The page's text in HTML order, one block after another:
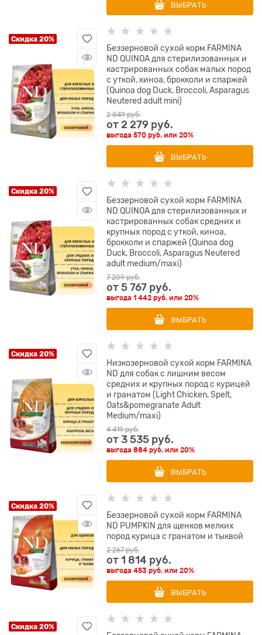
ВЫБРАТЬ
Скидка 20%
Беззерновой cухой корм FARMINA
ND QUINOA для стерилизованных и
кастрированных собак малых пород
с уткой, киноа, брокколи и спаржей
(Quinoa dog Duck, Broccoli, Asparagus
Neutered adult mini)
2 849 руб.
от2 279 руб.
выгода570 руб. или20%
ВЫБРАТЬ
Скидка 20%
Беззерновой cухой корм FARMINA
ND QUINOA для стерилизованных и
кастрированных собак средних и
крупных пород с уткой, киноа,
брокколи и спаржей (Quinoa dog
Duck, Broccoli, Asparagus Neutered
adult medium/maxi)
7 209 руб.
от5 767 руб.
выгода1 442 руб. или20%
ВЫБРАТЬ
Скидка 20%
Низкозерновой cухой корм FARMINA
ND для собак с лишним весом
средних и крупных пород с курицей
и гранатом (Light Chicken, Spelt,
Oats&pomegranate Adult
Medium/maxi)
4 419 руб.
от3 535 руб.
выгода884 руб. или20%
ВЫБРАТЬ
Скидка 20%
Беззерновой cухой корм FARMINA
ND PUMPKIN для щенков мелких
пород курица с гранатом и тыквой
2 267 руб.
от1 814 руб.
выгода453 руб. или20%
ВЫБРАТЬ
Скидка 20%